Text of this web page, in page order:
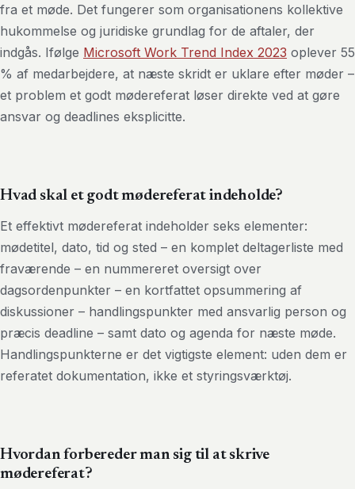
fra et møde. Det fungerer som organisationens kollektive
hukommelse og juridiske grundlag for de aftaler, der
indgås. Ifølge Microsoft Work Trend Index 2023 oplever 55
% af medarbejdere, at næste skridt er uklare efter møder –
et problem et godt mødereferat løser direkte ved at gøre
ansvar og deadlines eksplicitte.
Hvad skal et godt mødereferat indeholde?
Et effektivt mødereferat indeholder seks elementer:
mødetitel, dato, tid og sted – en komplet deltagerliste med
fraværende – en nummereret oversigt over
dagsordenpunkter – en kortfattet opsummering af
diskussioner – handlingspunkter med ansvarlig person og
præcis deadline – samt dato og agenda for næste møde.
Handlingspunkterne er det vigtigste element: uden dem er
referatet dokumentation, ikke et styringsværktøj.
Hvordan forbereder man sig til at skrive
mødereferat?